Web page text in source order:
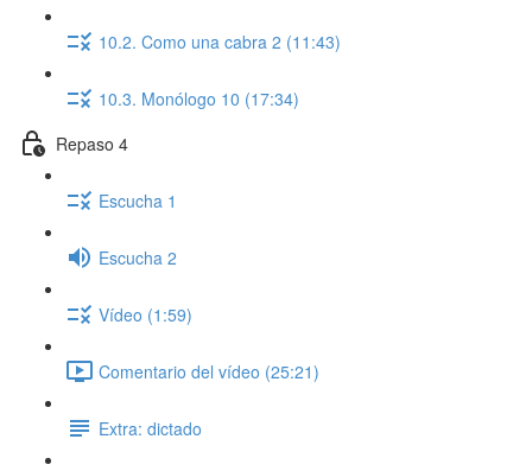
10.2. Como una cabra 2 (11:43)
10.3. Monólogo 10 (17:34)
Repaso 4
Escucha 1
Escucha 2
Vídeo (1:59)
Comentario del vídeo (25:21)
Extra: dictado